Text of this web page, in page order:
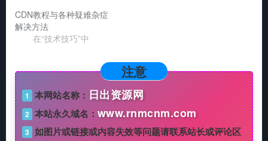
CDN教程与各种疑难杂症
解决方法
在“技术技巧”中
注意
1 本网站名称： 日出资源网
2 本站永久域名： www.rnmcnm.com
3 如图片或链接或内容失效等问题请联系站长或评论区